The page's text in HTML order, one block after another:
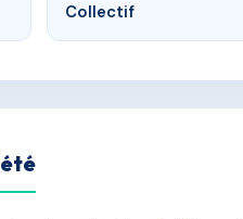
Collectif